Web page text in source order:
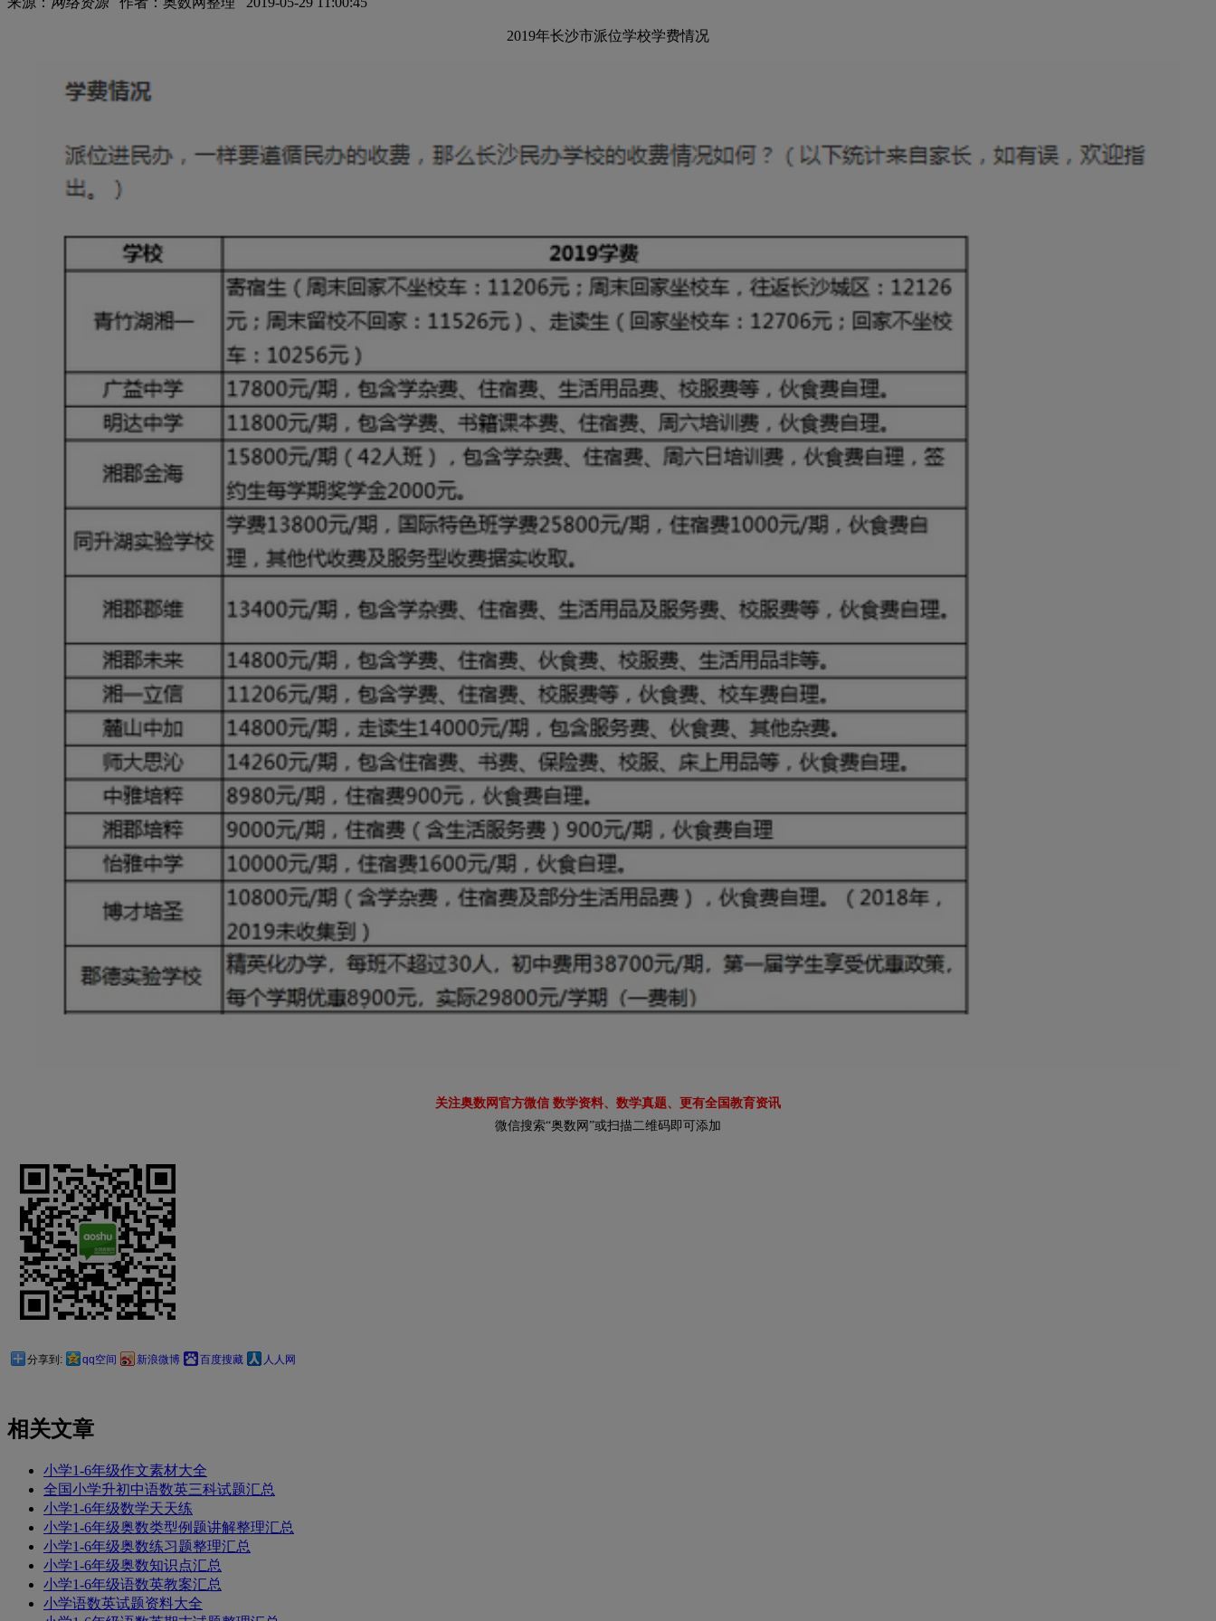
2019年长沙市派位学校学费情况
关注奥数网官方微信 数学资料、数学真题、更有全国教育资讯
微信搜索“奥数网”或扫描二维码即可添加
分享到: qq空间 新浪微博 百度搜藏 人人网
相关文章
小学1-6年级作文素材大全
全国小学升初中语数英三科试题汇总
小学1-6年级数学天天练
小学1-6年级奥数类型例题讲解整理汇总
小学1-6年级奥数练习题整理汇总
小学1-6年级奥数知识点汇总
小学1-6年级语数英教案汇总
小学语数英试题资料大全